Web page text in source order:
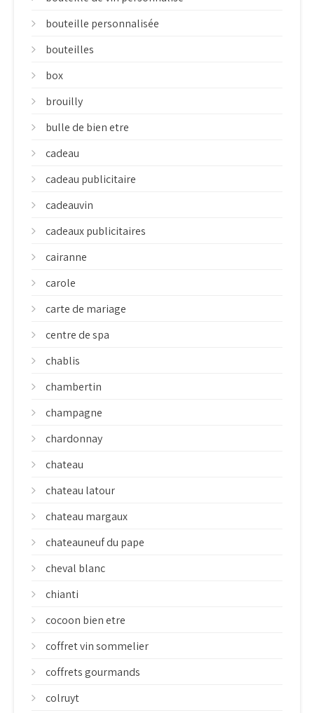
bouteille personnalisée
bouteilles
box
brouilly
bulle de bien etre
cadeau
cadeau publicitaire
cadeauvin
cadeaux publicitaires
cairanne
carole
carte de mariage
centre de spa
chablis
chambertin
champagne
chardonnay
chateau
chateau latour
chateau margaux
chateauneuf du pape
cheval blanc
chianti
cocoon bien etre
coffret vin sommelier
coffrets gourmands
colruyt